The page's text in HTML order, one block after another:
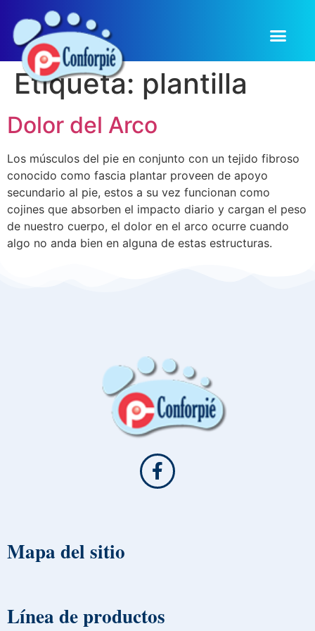
Etiqueta: plantilla
Dolor del Arco
Los músculos del pie en conjunto con un tejido fibroso
conocido como fascia plantar proveen de apoyo
secundario al pie, estos a su vez funcionan como
cojines que absorben el impacto diario y cargan el peso
de nuestro cuerpo, el dolor en el arco ocurre cuando
algo no anda bien en alguna de estas estructuras.
Mapa del sitio
Línea de productos